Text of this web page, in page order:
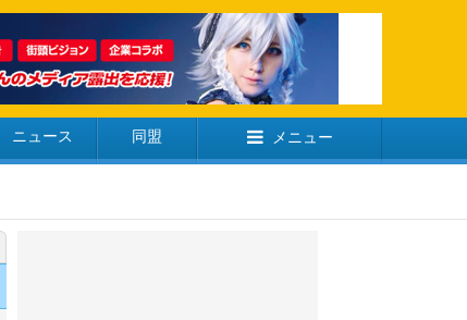
ニュース 同盟 メニュー